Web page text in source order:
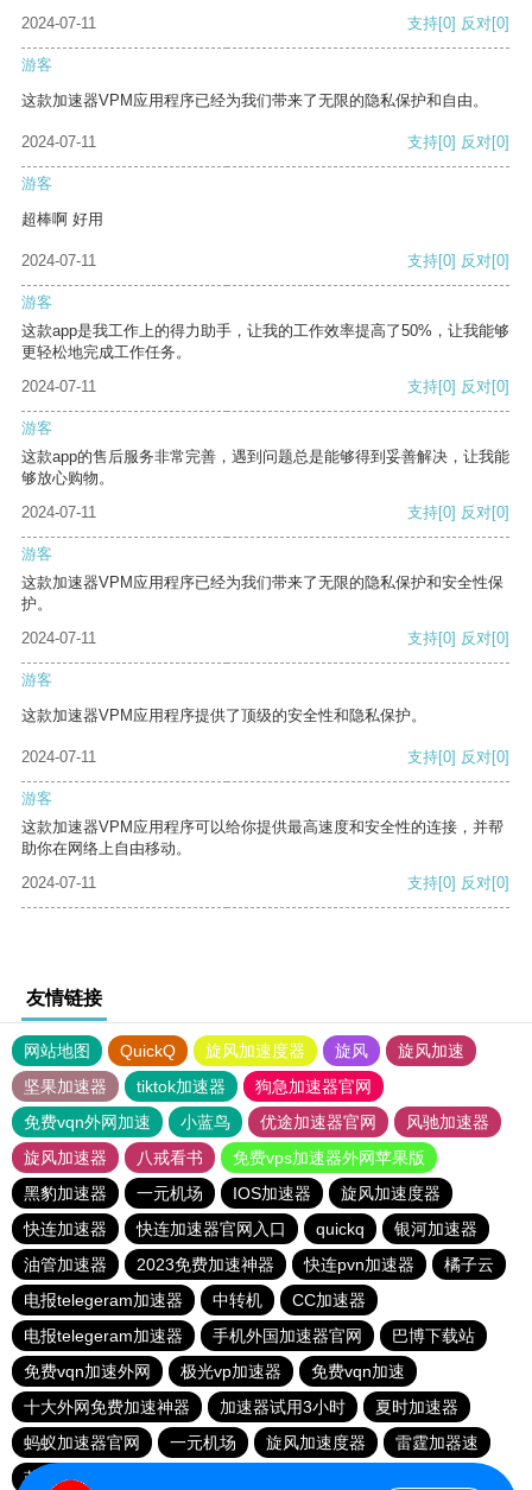
2024-07-11
支持[0] 反对[0]
游客
这款加速器VPM应用程序已经为我们带来了无限的隐私保护和自由。
2024-07-11 支持[0] 反对[0]
游客
超棒啊 好用
2024-07-11 支持[0] 反对[0]
游客
这款app是我工作上的得力助手，让我的工作效率提高了50%，让我能够
更轻松地完成工作任务。
2024-07-11
支持[0] 反对[0]
游客
这款app的售后服务非常完善，遇到问题总是能够得到妥善解决，让我能
够放心购物。
2024-07-11
支持[0] 反对[0]
游客
这款加速器VPM应用程序已经为我们带来了无限的隐私保护和安全性保
护。
2024-07-11
支持[0] 反对[0]
游客
这款加速器VPM应用程序提供了顶级的安全性和隐私保护。
2024-07-11 支持[0] 反对[0]
游客
这款加速器VPM应用程序可以给你提供最高速度和安全性的连接，并帮
助你在网络上自由移动。
2024-07-11
支持[0] 反对[0]
友情链接
网站地图 QuickQ 旋风加速度器 旋风
旋风加速
坚果加速器
tiktok加速器
狗急加速器官网
免费vqn外网加速
小蓝鸟 优途加速器官网
风驰加速器
旋风加速器
八戒看书
免费vps加速器外网苹果版
黑豹加速器
一元机场 IOS加速器
旋风加速度器
快连加速器
快连加速器官网入口 quickq
银河加速器
油管加速器
2023免费加速神器 快连pvn加速器
橘子云
电报telegeram加速器
中转机
CC加速器
电报telegeram加速器
手机外国加速器官网
巴博下载站
免费vqn加速外网
极光vp加速器
免费vqn加速
十大外网免费加速神器
加速器试用3小时
夏时加速器
蚂蚁加速器官网
一元机场 旋风加速度器
雷霆加器速
蓝鲸加速器